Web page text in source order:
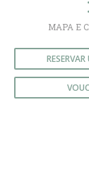
MAPA E